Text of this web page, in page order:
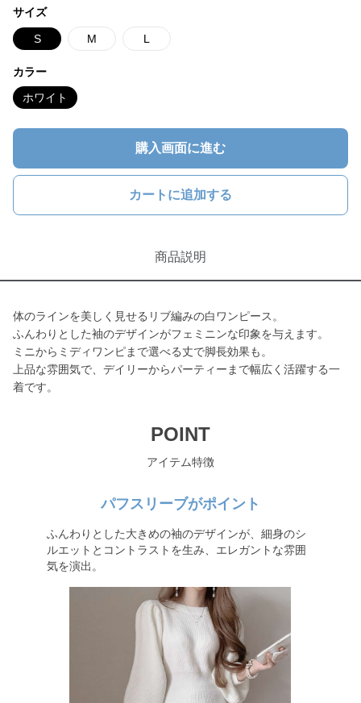
サイズ
S M L
カラー
ホワイト
購入画面に進む
カートに追加する
商品説明
体のラインを美しく見せるリブ編みの白ワンピース。
ふんわりとした袖のデザインがフェミニンな印象を与えます。
ミニからミディワンピまで選べる丈で脚長効果も。
上品な雰囲気で、デイリーからパーティーまで幅広く活躍する一
着です。
POINT
アイテム特徴
パフスリーブがポイント
ふんわりとした大きめの袖のデザインが、細身のシ
ルエットとコントラストを生み、エレガントな雰囲
気を演出。